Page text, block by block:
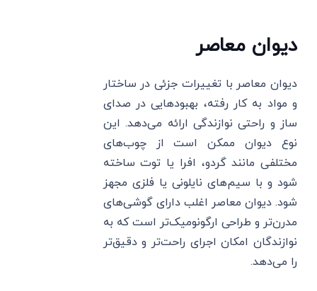
دیوان معاصر
دیوان معاصر با تغییرات جزئی در ساختار
و مواد به کار رفته، بهبودهایی در صدای
ساز و راحتی نوازندگی ارائه می‌دهد. این
نوع دیوان ممکن است از چوب‌های
مختلفی مانند گردو، افرا یا توت ساخته
شود و با سیم‌های نایلونی یا فلزی مجهز
شود. دیوان معاصر اغلب دارای گوشی‌های
مدرن‌تر و طراحی ارگونومیک‌تر است که به
نوازندگان امکان اجرای راحت‌تر و دقیق‌تر
را می‌دهد.